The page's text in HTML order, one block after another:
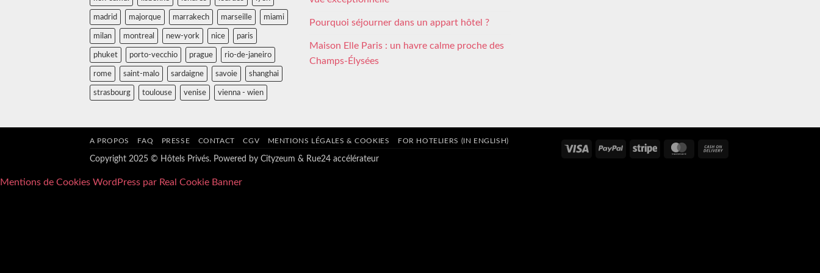
madrid majorque marrakech marseille miami
milan montreal new-york nice paris
phuket porto-vecchio prague rio-de-janeiro
rome saint-malo sardaigne savoie shanghai
strasbourg toulouse venise vienna - wien
Pourquoi séjourner dans un appart hôtel ?
Maison Elle Paris : un havre calme proche des
Champs-Élysées
Visa PayPal Stripe MasterCard
A PROPOS FAQ PRESSE CONTACT CGV MENTIONS LÉGALES & COOKIES FOR HOTELIERS (IN ENGLISH)
Copyright 2025 © Hôtels Privés. Powered by Cityzeum & Rue24 accélérateur
Mentions de Cookies WordPress par Real Cookie Banner